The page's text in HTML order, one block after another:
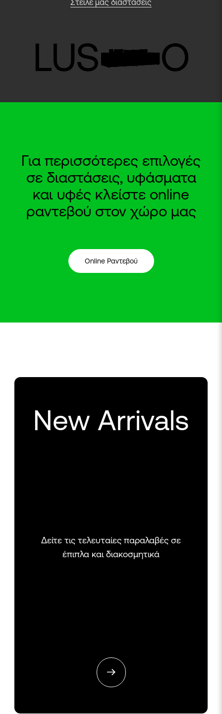
Στείλε μας διαστάσεις
Για περισσότερες επιλογές
σε διαστάσεις, υφάσματα
και υφές κλείστε online
ραντεβού στον χώρο μας
Online Ραντεβού
New Arrivals
Δείτε τις τελευταίες παραλαβές σε
έπιπλα και διακοσμητικά